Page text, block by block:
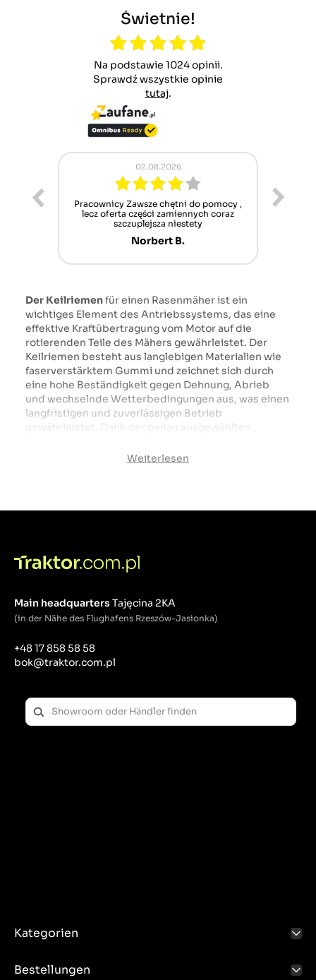
Świetnie!
Na podstawie 1024 opinii.
Sprawdź wszystkie opinie
tutaj.
02.08.2026
Pracownicy Zawsze chętni do pomocy ,
lecz oferta części zamiennych coraz
szczuplejsza niestety
Norbert B.
Der Keilriemenfür einen Rasenmäher ist ein
wichtiges Element des Antriebssystems, das eine
effektive Kraftübertragung vom Motor auf die
rotierenden Teile des Mähers gewährleistet. Der
Keilriemen besteht aus langlebigen Materialien wie
faserverstärktem Gummi und zeichnet sich durch
eine hohe Beständigkeit gegen Dehnung, Abrieb
und wechselnde Wetterbedingungen aus, was einen
langfristigen und zuverlässigen Betrieb
gewährleistet. Dank der genau ausgewählten
Keilriemen den Antrieb effektiv, was zu einem
installieren und austauschen, sodass Sie schnell die
Rasens am Herzen liegt. Dieser Riemen
gewährleistet die Zuverlässigkeit und optimale
Weiterlesen
Main headquartersTajęcina 2KA
(in der Nähe des Flughafens Rzeszów-Jasionka)
+48 17 858 58 58
bok@traktor.com.pl
Kategorien
Bestellungen